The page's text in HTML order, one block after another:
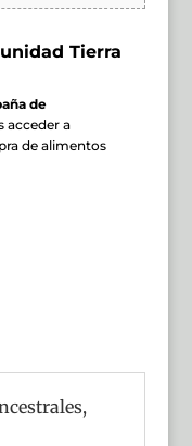
Tierra
de
acceder a
de alimentos